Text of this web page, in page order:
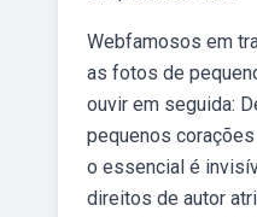
Webfamosos em
as fotos de
ouvir em seguida:
pequenos
o essencial é
direitos de autor